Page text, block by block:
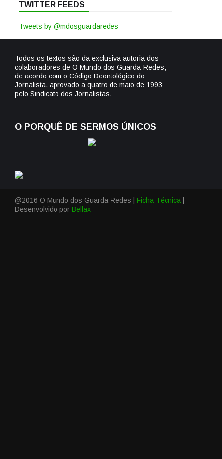
TWITTER FEEDS
Tweets by @mdosguardaredes
Todos os textos são da exclusiva autoria dos
colaboradores de O Mundo dos Guarda-Redes,
de acordo com o Código Deontológico do
Jornalista, aprovado a quatro de maio de 1993
pelo Sindicato dos Jornalistas.
O PORQUÊ DE SERMOS ÚNICOS
@2016 O Mundo dos Guarda-Redes | Ficha Técnica
Desenvolvido por Bellax